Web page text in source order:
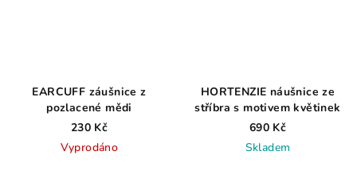
EARCUFF záušnice z
pozlacené mědi
230 Kč
Vyprodáno
HORTENZIE náušnice ze
stříbra s motivem květinek
690 Kč
Skladem